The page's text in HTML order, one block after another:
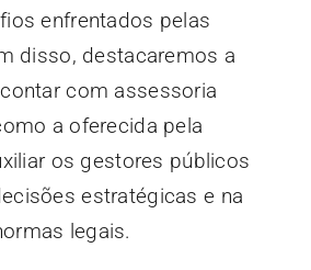
enfrentados pelas
disso, destacaremos a
com assessoria
a oferecida pela
os gestores públicos
estratégicas e na
legais.